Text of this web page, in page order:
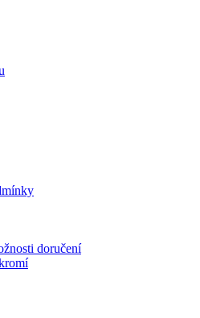
doručení